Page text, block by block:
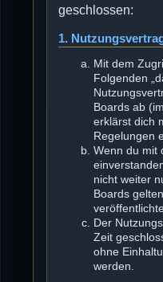
geschlossen:
1.
Mit dem
Folgenden
Boards ab
erklärst dich
Regelungen
Wenn du mit
nicht weiter
Boards
Der
Zeit
ohne
werden.